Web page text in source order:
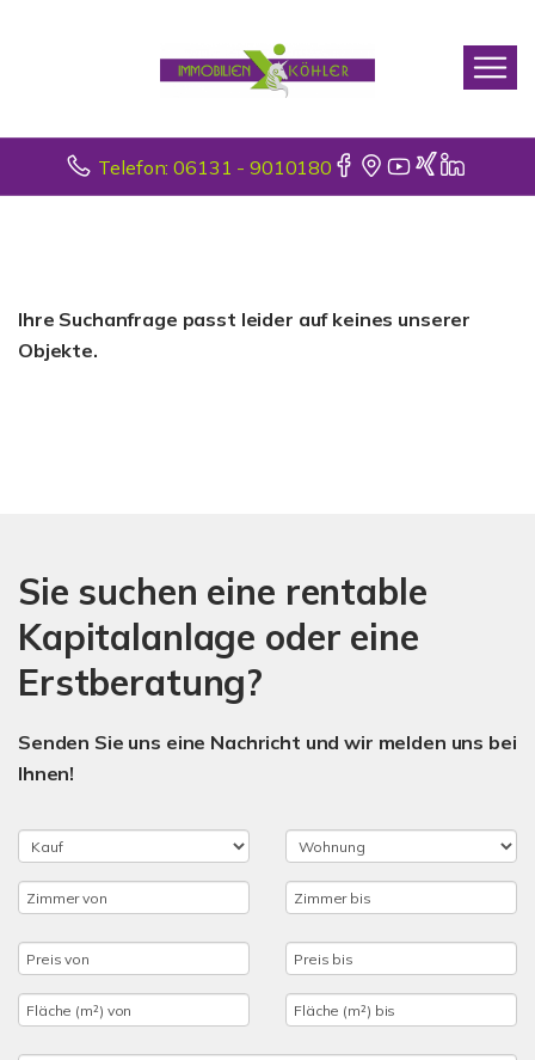
Telefon: 06131 - 9010180
Ihre Suchanfrage passt leider auf keines unserer
Objekte.
Sie suchen eine rentable
Kapitalanlage oder eine
Senden Sie uns eine Nachricht und wir melden uns bei
Ihnen!